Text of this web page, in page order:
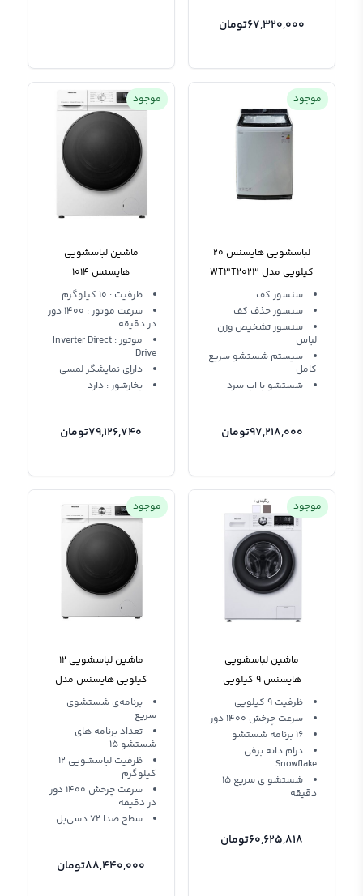
67,320,000تومان
موجود
لباسشویی هایسنس 20
کیلویی مدل WT3T2023
درب از بالا
سنسور کف
سنسور حذف کف
سنسور تشخیص وزن
لباس
سیستم شستشو سریع
کامل
شستشو با اب سرد
97,218,000تومان
موجود
ماشین لباسشویی
هایسنس 1014
WFQA1014EVJMW
ظرفیت : 10 کیلوگرم
سرعت موتور : 1400 دور
در دقیقه
موتور : Inverter Direct
Drive
دارای نمایشگر لمسی
بخارشور : دارد
79,126,740تومان
موجود
ماشین لباسشویی
هایسنس 9 کیلویی
WFKV9014 درب از جلو
ظرفیت 9 کیلویی
سرعت چرخش 1400 دور
16 برنامه شستشو
درام دانه برفی
Snowflake
شستشو ی سریع 15
دقیقه
60,625,818تومان
موجود
ماشین لباسشویی 12
کیلویی هایسنس مدل
1214
برنامه‌ی شستشوی
سریع
تعداد برنامه های
شستشو 15
ظرفیت لباسشویی 12
کیلوگرم
سرعت چرخش 1400 دور
در دقیقه
سطح صدا 72 دسی‌بل
88,440,000تومان